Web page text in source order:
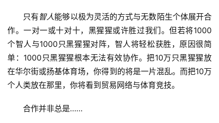
只有智人能够以极为灵活的方式与无数陌生个体展开合
作。一对一或十对十，黑猩猩或许胜过我们。但若将1000
个智人与1000只黑猩猩对阵，智人将轻松获胜，原因很简
单：1000只黑猩猩根本无法有效协作。把10万只黑猩猩放
在华尔街或扬基体育场，你得到的将是一片混乱。而把10万
个人类放在那里，你将看到贸易网络与体育竞技。
合作并非总是……